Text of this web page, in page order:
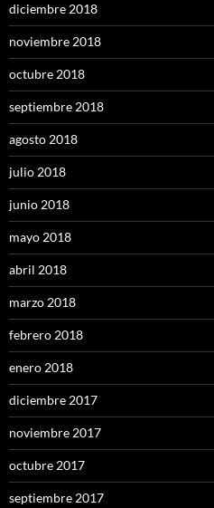
diciembre 2018
noviembre 2018
octubre 2018
septiembre 2018
agosto 2018
julio 2018
junio 2018
mayo 2018
abril 2018
marzo 2018
febrero 2018
enero 2018
diciembre 2017
noviembre 2017
octubre 2017
septiembre 2017